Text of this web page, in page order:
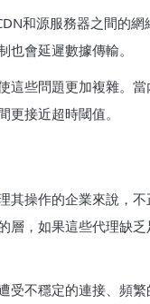
和源服務器之間的
也會延遲數據傳輸。
這些問題更加複雜。
更接近超時閾值。
其操作的企業來說，
層，如果這些代理缺
受不穩定的連接、頻